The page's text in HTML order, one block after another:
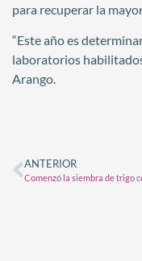
para recuperar la
“Este año es
laboratorios
Arango.
ANTERIOR